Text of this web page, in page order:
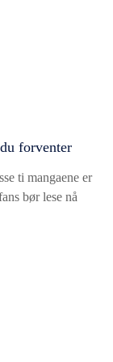
forventer
ti mangaene er
bør lese nå